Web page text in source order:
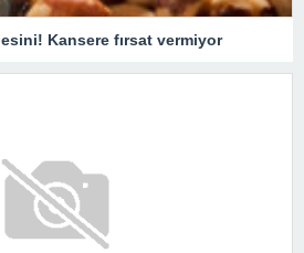
Kansere fırsat vermiyor